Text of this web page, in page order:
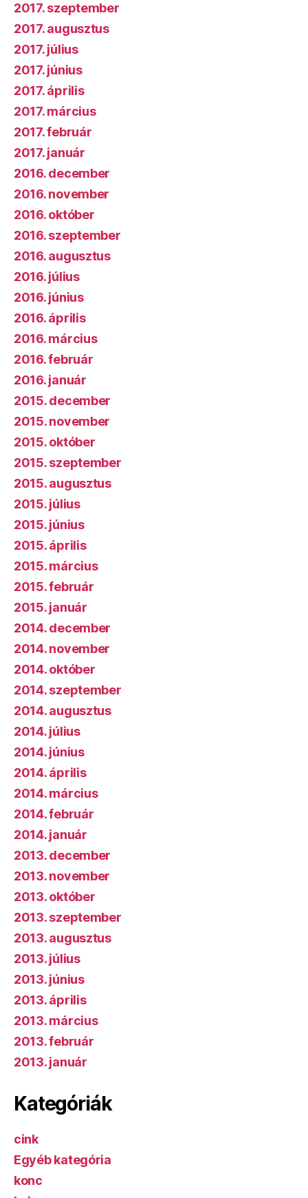
2017. szeptember
2017. augusztus
2017. július
2017. június
2017. április
2017. március
2017. február
2017. január
2016. december
2016. november
2016. október
2016. szeptember
2016. augusztus
2016. július
2016. június
2016. április
2016. március
2016. február
2016. január
2015. december
2015. november
2015. október
2015. szeptember
2015. augusztus
2015. július
2015. június
2015. április
2015. március
2015. február
2015. január
2014. december
2014. november
2014. október
2014. szeptember
2014. augusztus
2014. július
2014. június
2014. április
2014. március
2014. február
2014. január
2013. december
2013. november
2013. október
2013. szeptember
2013. augusztus
2013. július
2013. június
2013. április
2013. március
2013. február
2013. január
Kategóriák
cink
Egyéb kategória
konc